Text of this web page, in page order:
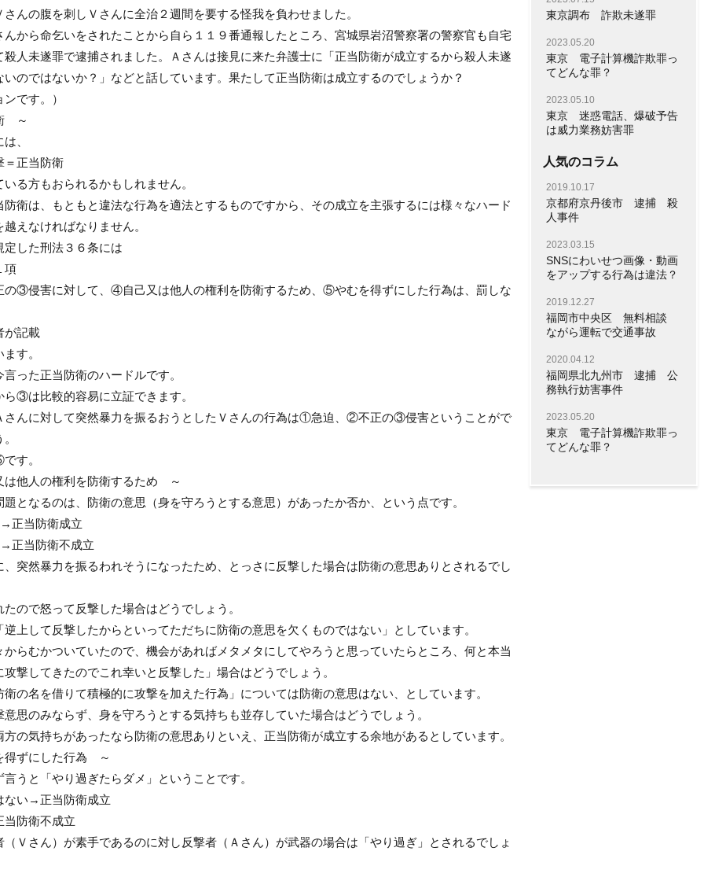
んの腹を刺しＶさんに全治２週間を要する怪我を負わせました。
んから命乞いをされたことから自ら１１９番通報したところ、宮城県岩沼警察署の警察官も自宅
殺人未遂罪で逮捕されました。Ａさんは接見に来た弁護士に「正当防衛が成立するから殺人未遂
いのではないか？」などと話しています。果たして正当防衛は成立するのでしょうか？
です。）
～
、
＝正当防衛
る方もおられるかもしれません。
防衛は、もともと違法な行為を適法とするものですから、その成立を主張するには様々なハード
えなければなりません。
定した刑法３６条には
項
③侵害に対して、④自己又は他人の権利を防衛するため、⑤やむを得ずにした行為は、罰しな
が記載
す。
った正当防衛のハードルです。
③は比較的容易に立証できます。
さんに対して突然暴力を振るおうとしたＶさんの行為は①急迫、②不正の③侵害ということがで
す。
他人の権利を防衛するため ～
題となるのは、防衛の意思（身を守ろうとする意思）があったか否か、という点です。
正当防衛成立
正当防衛不成立
、突然暴力を振るわれそうになったため、とっさに反撃した場合は防衛の意思ありとされるでし
ので怒って反撃した場合はどうでしょう。
逆上して反撃したからといってただちに防衛の意思を欠くものではない」としています。
からむかついていたので、機会があればメタメタにしてやろうと思っていたらところ、何と本当
撃してきたのでこれ幸いと反撃した」場合はどうでしょう。
衛の名を借りて積極的に攻撃を加えた行為」については防衛の意思はない、としています。
意思のみならず、身を守ろうとする気持ちも並存していた場合はどうでしょう。
方の気持ちがあったなら防衛の意思ありといえ、正当防衛が成立する余地があるとしています。
ずにした行為 ～
うと「やり過ぎたらダメ」ということです。
ない→正当防衛成立
防衛不成立
（Ｖさん）が素手であるのに対し反撃者（Ａさん）が武器の場合は「やり過ぎ」とされるでしょ
東京調布 詐欺未遂罪
2023.05.20
東京 電子計算機詐欺罪っ
てどんな罪？
2023.05.10
東京 迷惑電話、爆破予告
は威力業務妨害罪
人気のコラム
2019.10.17
京都府京丹後市 逮捕 殺
人事件
2023.03.15
SNSにわいせつ画像・動画
をアップする行為は違法？
2019.12.27
福岡市中央区 無料相談
ながら運転で交通事故
2020.04.12
福岡県北九州市 逮捕 公
務執行妨害事件
2023.05.20
東京 電子計算機詐欺罪っ
てどんな罪？